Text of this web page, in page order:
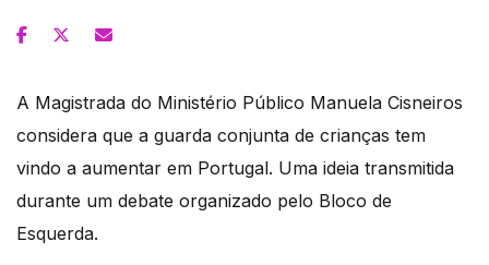
A Magistrada do Ministério Público Manuela Cisneiros
considera que a guarda conjunta de crianças tem
vindo a aumentar em Portugal. Uma ideia transmitida
durante um debate organizado pelo Bloco de
Esquerda.